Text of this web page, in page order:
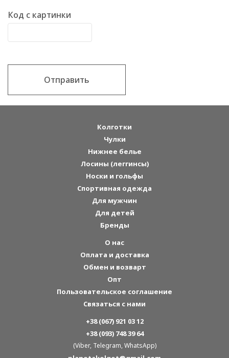
Код с картинки
Отправить
Колготки
Чулки
Нижнее белье
Лосины (леггинсы)
Носки и гольфы
Спортивная одежда
Для мужчин
Для детей
Бренды
О нас
Оплата и доставка
Обмен и возварт
Опт
Пользовательское соглашение
Связаться с нами
+38 (067) 921 03 12
+38 (093) 748 39 64
(Viber, Telegram, WhatsApp)